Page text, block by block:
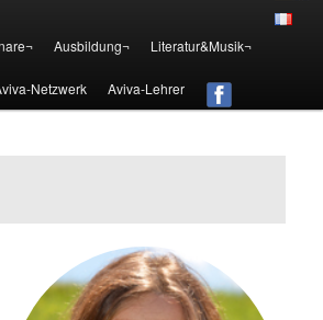
Ausbildung¬ Literatur&Musik¬
Netzwerk Aviva-Lehrer